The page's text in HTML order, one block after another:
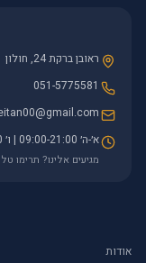
ראובן ברקת 24, חולון
051-5775581
א׳-ה׳ 09:00-21:00 | ו׳ 09:00-14:00
מגיעים אלינו? תרימו
אודות